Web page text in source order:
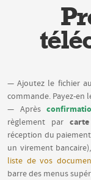
— Ajoutez le fichier
commande. Payez-en
— Après
règlement par
réception du
un virement
liste de vos
barre des menus